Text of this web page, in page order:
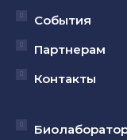
События
Партнерам
Контакты